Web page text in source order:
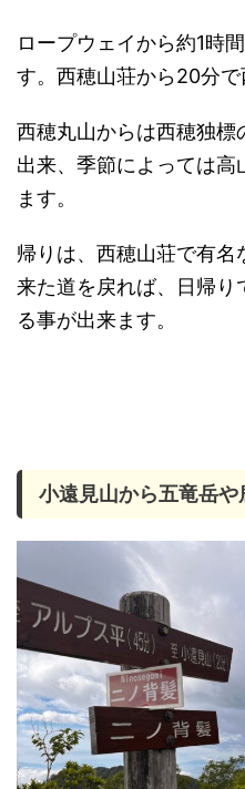
ロープウェイから約1時
す。西穂山荘から20分で
西穂丸山からは西穂独
出来、季節によっては
ます。
帰りは、西穂山荘で有名
来た道を戻れば、日帰
る事が出来ます。
小遠見山から五竜岳